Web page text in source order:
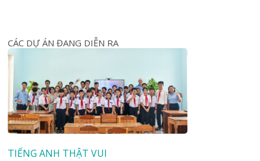
CÁC DỰ ÁN ĐANG DIỄN RA
TIẾNG ANH THẬT VUI